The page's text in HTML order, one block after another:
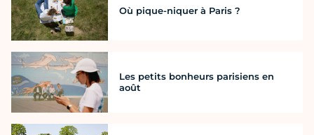
Où pique-niquer à Paris ?
Les petits bonheurs parisiens en
août